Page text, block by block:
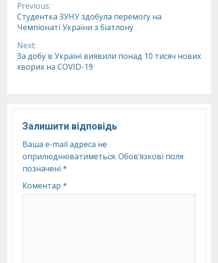
Continue
Reading
Previous:
Студентка ЗУНУ здобула перемогу на
Чемпіонаті України з біатлону
Next:
За добу в Україні виявили понад 10 тисяч нових
хворих на COVID-19
Залишити відповідь
Ваша e-mail адреса не
оприлюднюватиметься. Обов’язкові поля
позначені *
Коментар *